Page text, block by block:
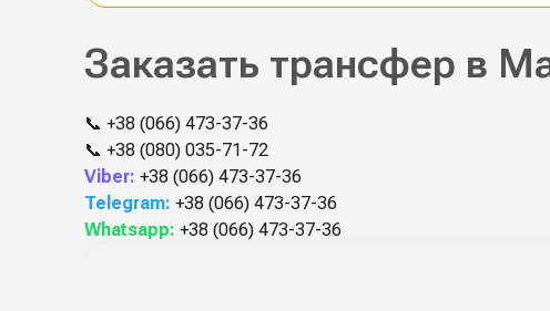
Заказать трансфер в
📞 +38 (066) 473-37-36
📞 +38 (080) 035-71-72
Viber: +38 (066) 473-37-36
Telegram: +38 (066) 473-37-36
Whatsapp: +38 (066) 473-37-36